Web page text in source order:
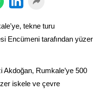
tekne turu
Encümeni tarafından yüzer
Akdoğan, Rumkale’ye 500
iskele ve çevre